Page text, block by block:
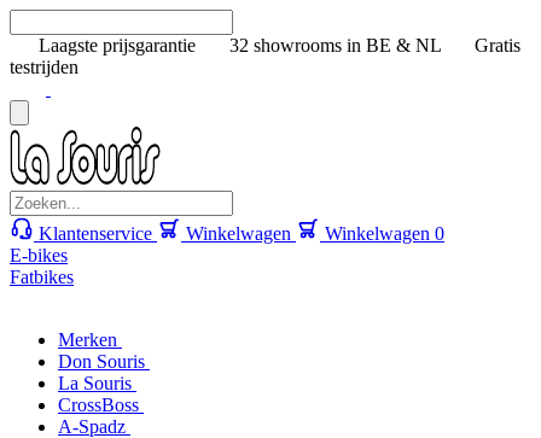
Laagste prijsgarantie 32 showrooms in BE & NL
Gratis
testrijden
Klantenservice Winkelwagen Winkelwagen 0
E-bikes
Fatbikes
Merken
Don Souris
La Souris
CrossBoss
A-Spadz